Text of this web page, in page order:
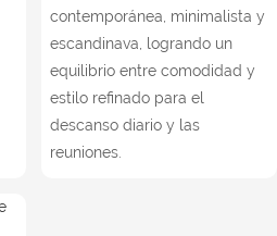
contemporánea, minimalista y
escandinava, logrando un
equilibrio entre comodidad y
estilo refinado para el
descanso diario y las
reuniones.